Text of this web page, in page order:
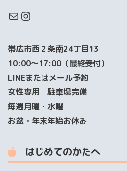
帯広市西２条南24丁目13
10:00～17:00（最終受付）
LINEまたはメール予約
女性専用 駐車場完備
毎週月曜・水曜
お盆・年末年始お休み
はじめてのかたへ